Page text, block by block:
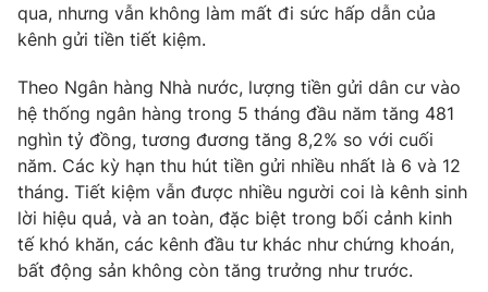
Phim VTV
Nhân vật
Khán giả
Giải sao mai
Giải trí
Điện ảnh
Âm nhạc
Sao
Đời sống
Du lịch
Làm đẹp
Chất lượng cuộc sống
Giáo dục
Tuyển sinh
Học trực tuyến
Công nghệ
Hitech Công nghệ tương lai
qua, nhưng vẫn không làm mất đi sức hấp dẫn của
kênh gửi tiền tiết kiệm.
Theo Ngân hàng Nhà nước, lượng tiền gửi dân cư vào
hệ thống ngân hàng trong 5 tháng đầu năm tăng 481
nghìn tỷ đồng, tương đương tăng 8,2% so với cuối
năm. Các kỳ hạn thu hút tiền gửi nhiều nhất là 6 và 12
tháng. Tiết kiệm vẫn được nhiều người coi là kênh sinh
lời hiệu quả, và an toàn, đặc biệt trong bối cảnh kinh
tế khó khăn, các kênh đầu tư khác như chứng khoán,
bất động sản không còn tăng trưởng như trước.